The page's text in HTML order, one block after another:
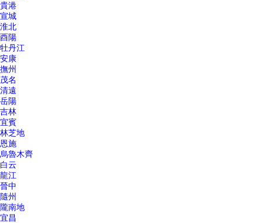
貴港
宣城
淮北
酉陽
牡丹江
安康
撫州
茂名
清遠
岳陽
吉林
宜賓
林芝地
恩施
烏魯木齊
白云
龍江
晉中
隨州
隴南地
宜昌